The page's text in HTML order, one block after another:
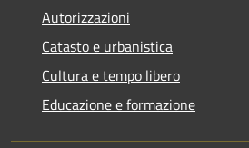
Autorizzazioni
Catasto e urbanistica
Cultura e tempo libero
Educazione e formazione